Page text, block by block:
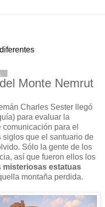
Monte Nemrut
Charles Sester llegó
para evaluar la
para el
siglos que el santuario de
Sólo la gente de los
así que fueron ellos los
misteriosas estatuas
montaña perdida.